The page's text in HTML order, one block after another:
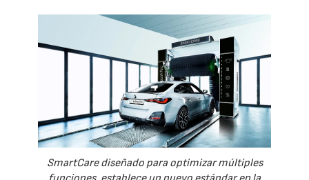
SmartCare diseñado para optimizar múltiples